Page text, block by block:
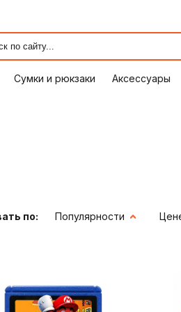
Сумки и рюкзаки Аксессуары
СУМКИ И
ЕДА, ОТДЫХ,
по: Популярности